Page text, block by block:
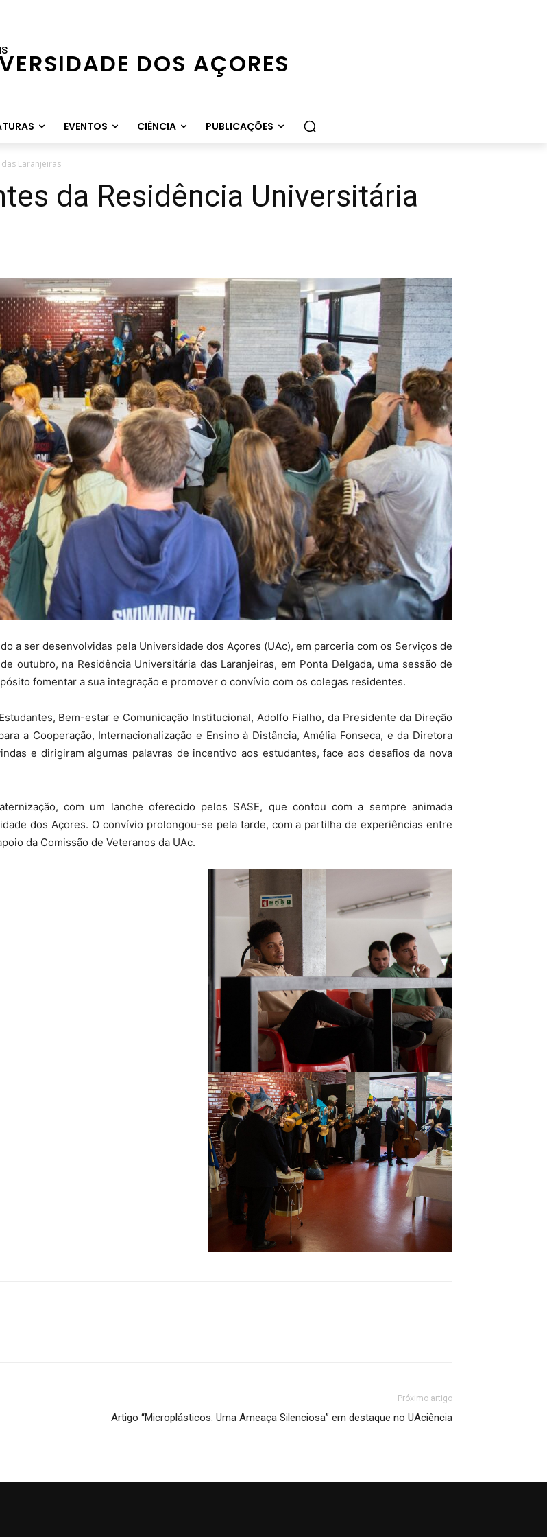
DOS AÇORES
EVENTOS CIÊNCIA PUBLICAÇÕES
Laranjeiras
da Residência Universitária
a ser desenvolvidas pela Universidade dos Açores (UAc), em parceria com os Serviços de
outubro, na Residência Universitária das Laranjeiras, em Ponta Delgada, uma sessão de
fomentar a sua integração e promover o convívio com os colegas residentes.
Bem-estar e Comunicação Institucional, Adolfo Fialho, da Presidente da Direção
a Cooperação, Internacionalização e Ensino à Distância, Amélia Fonseca, e da Diretora
e dirigiram algumas palavras de incentivo aos estudantes, face aos desafios da nova
com um lanche oferecido pelos SASE, que contou com a sempre animada
dos Açores. O convívio prolongou-se pela tarde, com a partilha de experiências entre
da Comissão de Veteranos da UAc.
Próximo artigo
Artigo “Microplásticos: Uma Ameaça Silenciosa” em destaque no UAciência